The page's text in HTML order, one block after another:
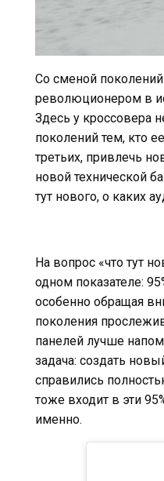
Со сменой
революционером в
Здесь у кроссовера
поколений тем, кто
третьих, привлечь
новой технической
тут нового, о каких
На вопрос «что тут
одном показателе:
особенно обращая
поколения
панелей лучше
задача: создать
справились
тоже входит в эти
именно.